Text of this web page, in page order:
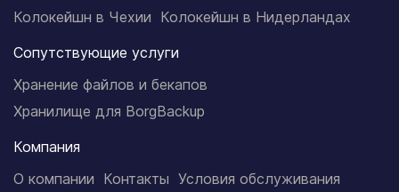
Колокейшн в Чехии Колокейшн в Нидерландах
Сопутствующие услуги
Хранение файлов и бекапов
Хранилище для BorgBackup
Компания
О компании Контакты Условия обслуживания